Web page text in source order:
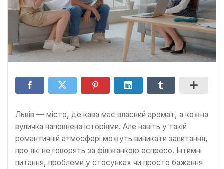
Львів — місто, де кава має власний аромат, а кожна
вуличка наповнена історіями. Але навіть у такій
романтичній атмосфері можуть виникати запитання,
про які не говорять за філіжанкою еспресо. Інтимні
питання, проблеми у стосунках чи просто бажання